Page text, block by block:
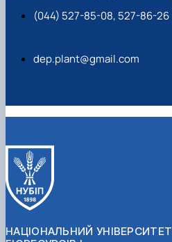
(044) 527-85-08, 527-86-26
dep.plant@gmail.com
НАЦІОНАЛЬНИЙ УНІВЕРСИТЕТ